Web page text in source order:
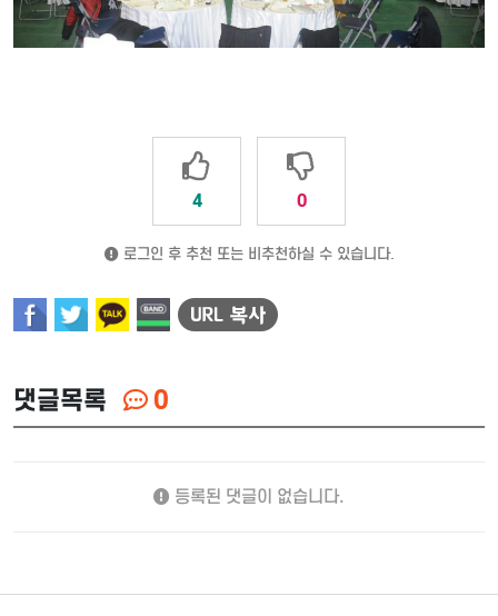
4 0
로그인 후 추천 또는 비추천하실 수 있습니다.
댓글목록 0
등록된 댓글이 없습니다.